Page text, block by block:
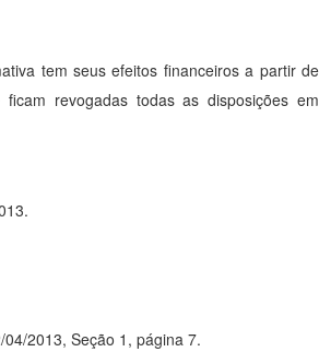
tem seus efeitos financeiros a partir de
ficam revogadas todas as disposições em
2013, Seção 1, página 7.